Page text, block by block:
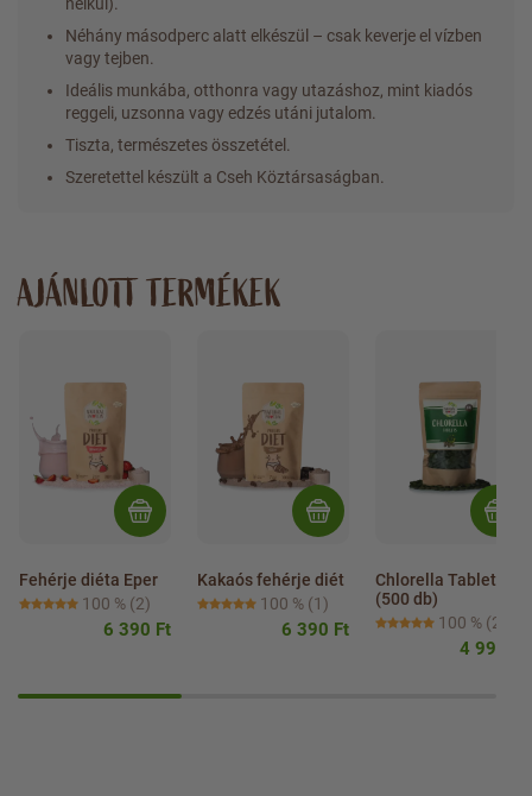
Néhány másodperc alatt elkészül – csak keverje el vízben
vagy tejben.
Ideális munkába, otthonra vagy utazáshoz, mint kiadós
reggeli, uzsonna vagy edzés utáni jutalom.
Tiszta, természetes összetétel.
Szeretettel készült a Cseh Köztársaságban.
AJÁNLOTT TERMÉKEK
Fehérje diéta Eper
100 % (2)
6 390 Ft
Kakaós fehérje diét
100 % (1)
6 390 Ft
Chlorella Tabletta
(500 db)
100 % (2)
4 990 Ft